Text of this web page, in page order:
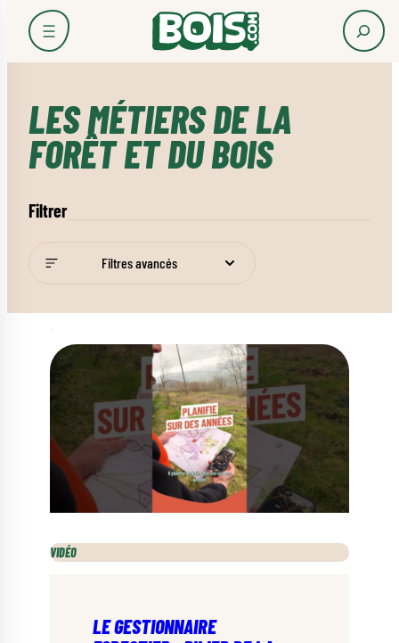
Accueil Découvrir la forêt et le bois Français
Les métiers de la forêt et
du bois
LES MÉTIERS DE LA
FORÊT ET DU BOIS
Filtrer
Filtres avancés
VIDÉO
LE GESTIONNAIRE